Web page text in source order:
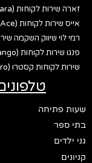
זארה שירות לקוחות (Zara)
אייס שירות לקוחות (Ace)
רמי לוי שיווק השקמה
פנגו שירות לקוחות (Pango)
שירות לקוחות קסטרו (Castro)
שעות פתיחה
בתי ספר
גני ילדים
קניונים